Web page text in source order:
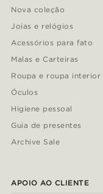
Nova coleção
Joias e relógios
Acessórios para fato
Malas e Carteiras
Roupa e roupa interior
Óculos
Higiene pessoal
Guia de presentes
Archive Sale
APOIO AO CLIENTE